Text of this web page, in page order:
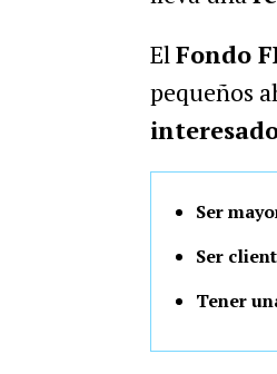
ElFondo
pequeños
Ser
Ser
Tener